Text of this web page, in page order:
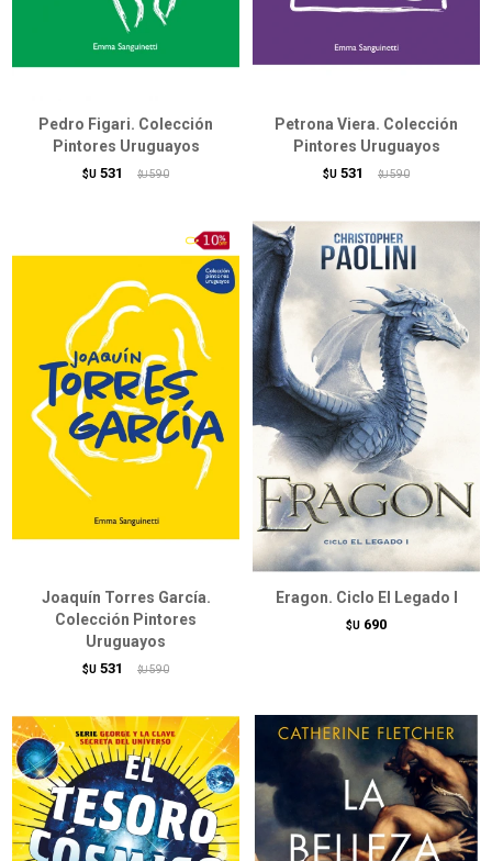
Pedro Figari. Colección
Pintores Uruguayos
$U 531 $U 590
Petrona Viera. Colección
Pintores Uruguayos
$U 531 $U 590
Joaquín Torres García.
Colección Pintores
Uruguayos
$U 531 $U 590
Eragon. Ciclo El Legado I
$U 690